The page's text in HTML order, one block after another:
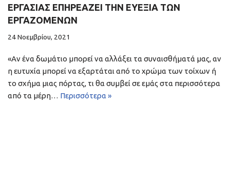
ΕΡΓΑΣΊΑΣ ΕΠΗΡΕΆΖΕΙ ΤΗΝ ΕΥΕΞΊΑ ΤΩΝ
ΕΡΓΑΖΟΜΈΝΩΝ
24 Νοεμβρίου, 2021
«Αν ένα δωμάτιο μπορεί να αλλάξει τα συναισθήματά μας, αν
η ευτυχία μπορεί να εξαρτάται από το χρώμα των τοίχων ή
το σχήμα μιας πόρτας, τι θα συμβεί σε εμάς στα περισσότερα
από τα μέρη… Περισσότερα »